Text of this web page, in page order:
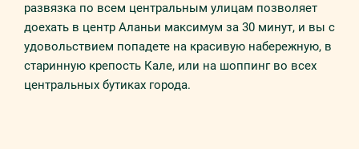
развязка по всем центральным улицам позволяет
доехать в центр Аланьи максимум за 30 минут, и вы с
удовольствием попадете на красивую набережную, в
старинную крепость Кале, или на шоппинг во всех
центральных бутиках города.